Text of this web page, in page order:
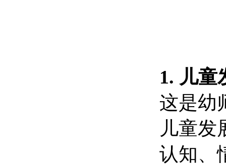
1. 儿童
这是幼
儿童发
认知、